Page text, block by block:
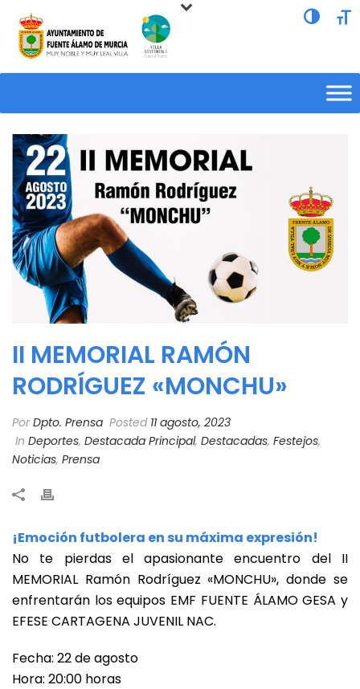
Alternar
II MEMORIAL RAMÓN
RODRÍGUEZ «MONCHU»
PorDpto. Prensa Posted 11 agosto, 2023
In Deportes, Destacada Principal, Destacadas, Festejos,
Noticias, Prensa
¡Emoción futbolera en su máxima expresión!
No te pierdas el apasionante encuentro del II
MEMORIAL Ramón Rodríguez «MONCHU», donde se
enfrentarán los equipos EMF FUENTE ÁLAMO GESA y
EFESE CARTAGENA JUVENIL NAC.
Fecha: 22 de agosto
Hora: 20:00 horas